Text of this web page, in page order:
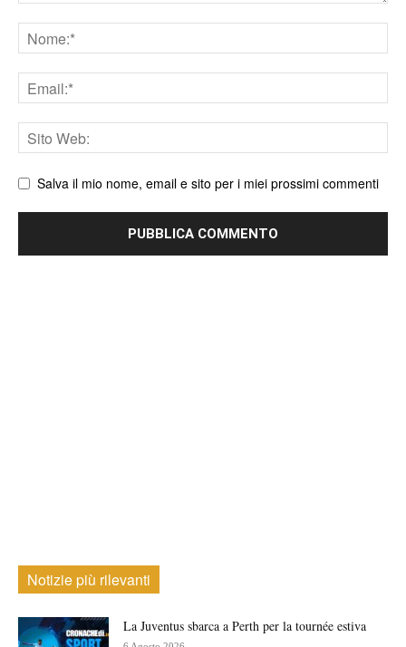
Nome
Email
Sito
web
Salva il mio nome, email e sito per i miei prossimi commenti
Notizie più rilevanti
La Juventus sbarca a Perth per la tournée estiva